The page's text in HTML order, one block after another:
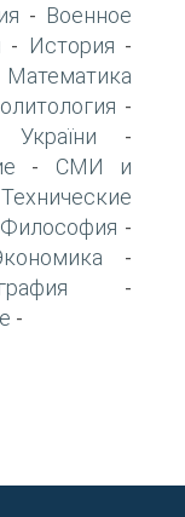
- Военное
- История -
Математика
-
-
- СМИ и
Технические
Философия -
-
-
-